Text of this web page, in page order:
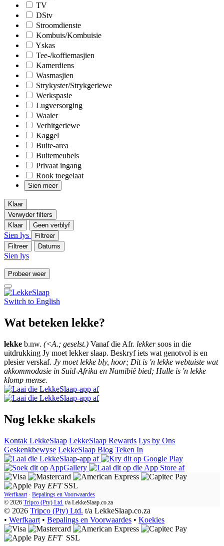
TV
DStv
Stroomdienste
Kombuis/Kombuisie
Yskas
Tee-/koffiemasjien
Kamerdiens
Wasmasjien
Strykyster/Strykgeriewe
Werkspasie
Lugversorging
Waaier
Verhitgeriewe
Kaggel
Buite-area
Buitemeubels
Privaat ingang
Rook toegelaat
Sien meer
Klaar
Verwyder filters
Klaar
Geen verblyf
Sien lys
Filtreer
Filtreer
Datums
Sien lys
Probeer weer
Switch to English
Wat beteken lekke?
lekke b.nw. (<A.; geselst.) Vanaf die Afr. lekkersoos in die
uitdrukking Jy moet lekker slaap. Beskryf iets wat genotvol is en
plesier verskaf. Jy moet lekke bly, hoor; Dit is 'n lekke webtuiste wat
akkommodasie in Suid-Afrika en Namibië bied; Hulle is 'n lekke
klomp mense.
Nog lekke skakels
Kontak LekkeSlaap LekkeSlaap Rewards Lys by Ons
Geskenkbewyse LekkeSlaap Blog Teken In
EFT SSL
Werfkaart · Bepalings en Voorwaardes
© 2026 Tripco (Pty) Ltd. t/a LekkeSlaap.co.za
© 2026 Tripco (Pty) Ltd. t/a LekkeSlaap.co.za
• Werfkaart • Bepalings en Voorwaardes • Koekies
EFT SSL